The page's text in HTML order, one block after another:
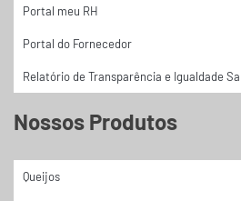
Portal meu RH
Portal do Fornecedor
Relatório de Transparência e Igualdade
Nossos Produtos
Queijos